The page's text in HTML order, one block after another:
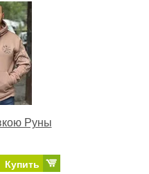
Руны
Купить